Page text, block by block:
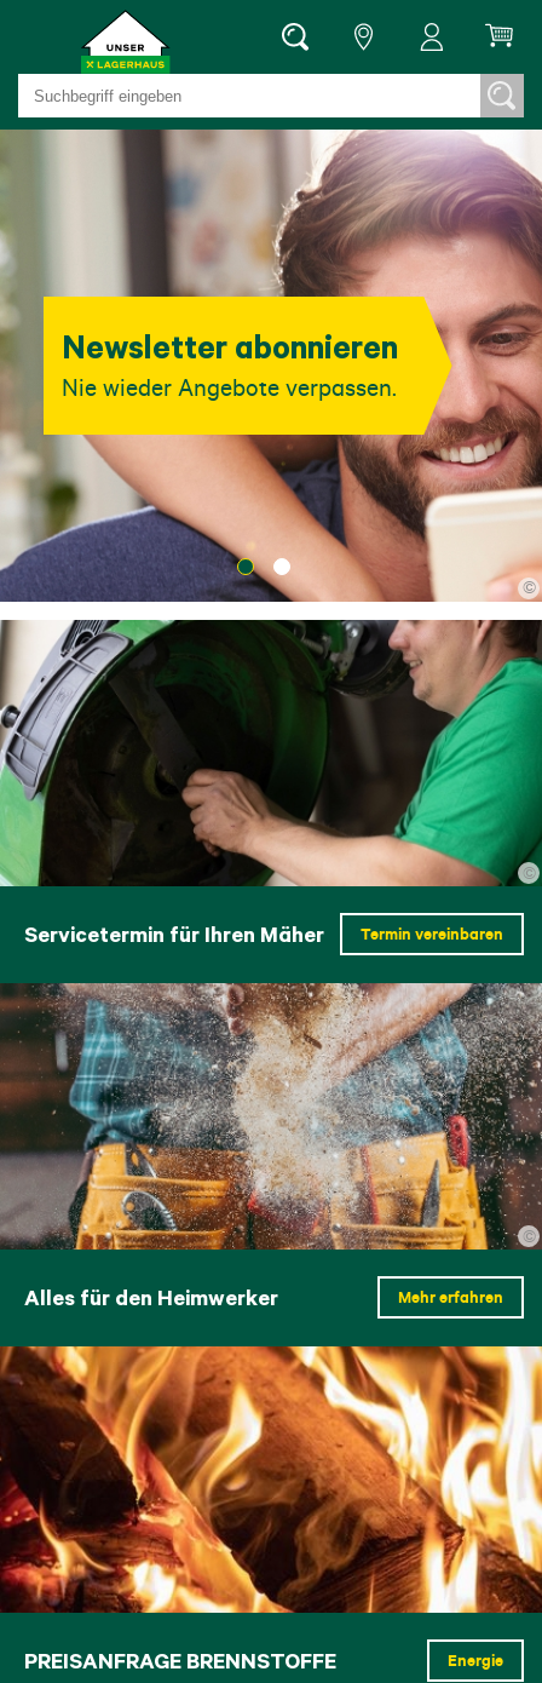
©
Newsletter abonnieren
Nie wieder Angebote verpassen.
Servicetermin für Ihren Mäher Termin vereinbaren
©
Alles für den Heimwerker Mehr erfahren
©
PREISANFRAGE BRENNSTOFFE Energie